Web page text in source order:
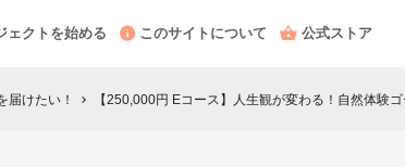
ェクトを始める このサイトについて 公式ストア
届けたい！ chevron_right 【250,000円 Eコース】人生観が変わる！自然体験